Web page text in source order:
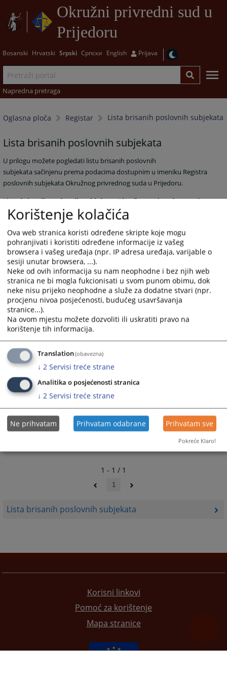
Okružni privredni sud u
Prijedoru
Bosanski Hrvatski Srpski Српски English Prijava
Napredna pretraga
Oglasna ploča Registar Lista brisanih poslovnih subjekata
Lista brisanih poslovnih subjekata
Lista brisanih poslovnih subjekata
U prilogu možete pogledati listu brisanih poslovnih
subjekatasačinjenu prema podacima dostupnim u imeniku Registra
poslovnih subjekata Okružnog privrednog suda u Prijedoru.
Lista brisanih poslovnih subjekata Okružnog privrednog suda u
Prijedoru je isključivo informativnog karaktera, te se kao takvi
ne mogu koristiti kao dokaz u sudskom ili drugom postupku.
1017PREGLEDA
Prateći dokumenti
LISTA BRISANIH POSLOVNIH SUBJEKATA
1 - 1 / 1
1
Korisni linkovi
Pomoć za korištenje
Mapa stranice
Korištenje kolačića
Ova web stranica koristi određene skripte koje mogu
pohranjivati i koristiti određene informacije iz vašeg
browsera i vašeg uređaja (npr. IP adresa uređaja, varijable o
sesiji unutar browsera, ...).
Neke od ovih informacija su nam neophodne i bez njih web
stranica ne bi mogla fukcionisati u svom punom obimu, dok
neke nisu prijeko neophodne a služe za dodatne stvari (npr.
procjenu nivoa posjećenosti, budućeg usavršavanja
stranice...).
Na ovom mjestu možete dozvoliti ili uskratiti pravo na
korištenje tih informacija.
Translation(obavezna)
↓ 2 Servisi treće strane
Analitika o posjećenosti stranica
↓ 2 Servisi treće strane
Ne prihvatam Prihvatam odabrane Prihvatam sve
Pokreće Klaro!